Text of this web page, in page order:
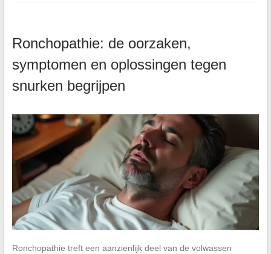
Ronchopathie: de oorzaken,
symptomen en oplossingen tegen
snurken begrijpen
Ronchopathie treft een aanzienlijk deel van de volwassen